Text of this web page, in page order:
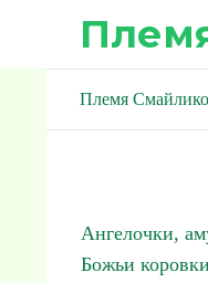
Племя
Ангелочки,
Божьи коровки